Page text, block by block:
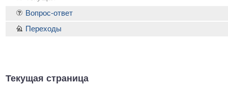
Текущая страница
Вопрос-ответ
Переходы